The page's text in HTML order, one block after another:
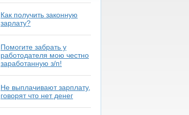
Как получить законную
зарлату?
Помогите забрать у
работодателя мою честно
заработанную з/п!
Не выплачивают зарплату,
говорят что нет денег